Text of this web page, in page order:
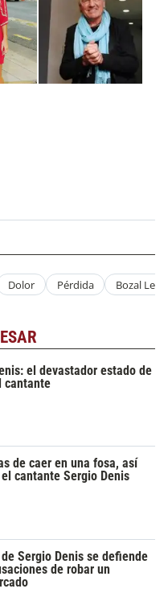
Dolor Pérdida Bozal
el devastador estado de
cantante
de caer en una fosa, así
cantante Sergio Denis
Sergio Denis se defiende
de robar un